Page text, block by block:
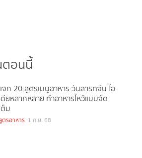
ตอนนี้
จก 20 สูตรเมนูอาหาร วันสารทจีน ไอ
ดียหลากหลาย ทำอาหารไหว้แบบจัด
ต็ม
ตรอาหาร 1 ก.ย. 68